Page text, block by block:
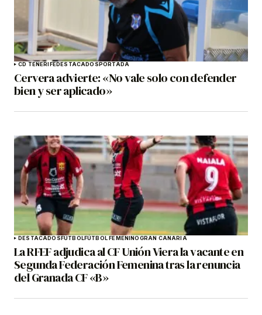
CD TENERIFEDESTACADOS PORTADA
Cervera advierte: «No vale solo con defender
bien y ser aplicado»
DESTACADOS FÚTBOLFÚTBOL FEMENINOGRAN CANARIA
La RFEF adjudica al CF Unión Viera la vacante en
Segunda Federación Femenina tras la renuncia
del Granada CF «B»